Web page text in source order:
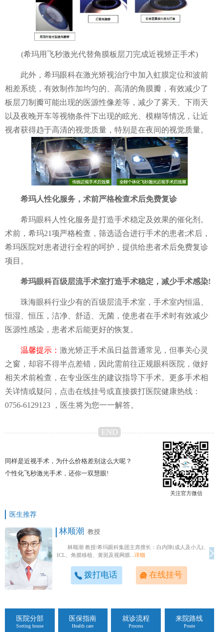
(希玛用飞秒激光代替角膜板层刀完成近视矫正手术)
此外，希玛眼科在激光矫视治疗中加入虹膜定位和波前
相差系统，有效制作加均匀的、高清的角膜瓣，有效减少了
板层刀制瓣可能出现的医源性像差等，减少了雾天、下雨天
以及夜晚开车等视物条件下出现的眩光、模糊等情况，让近
视者获得趋于高清的视觉质量，特别是在夜间的视觉质量。
希玛人性化服务，术前严格检查术后免费复诊
希玛眼科人性化服务是打造手术稳定及效果的催化剂。
术前，希玛21项严格检查，筛选适合进行手术的患者;术后，
希玛医院对患者进行全程的呵护，提供给患者术后免费复诊
项目。
希玛眼科百级层流手术室打造手术稳定，减少手术感染!
珠海眼科行业少有的百级层流手术室，手术室内恒温、
恒湿、恒压，洁净、舒适、无菌，使患者在手术时有效减少
医源性感染，患者术后能更好的恢复。
温馨提示： 激光矫正手术虽日益普通常见，但事关心灵
之窗，却容不得半点差错，因此需前往正规眼科医院，做好
相关术前检查，在专业医生的建议指导下手术。更多手术相
关详情或疑问，点击在线挂号或直接拨打医院健康热线：
0756-6129123 ，医生将为您一一解答。
END
同样是近视手术，为什么价格差别这么大呢？
个性化飞秒激光手术，还你一双慧眼!
关注官方微信
医生推荐
林顺潮 教授
林顺潮 教授/希玛眼科集团主席擅长：白内障(成人及小儿)、
ICL、角膜移植、黄斑及视网膜... 详细
拨打电话 在线挂号
医院分部
Sorting house
医保指南
Health care
就诊流程
Process
来院路线
Poute